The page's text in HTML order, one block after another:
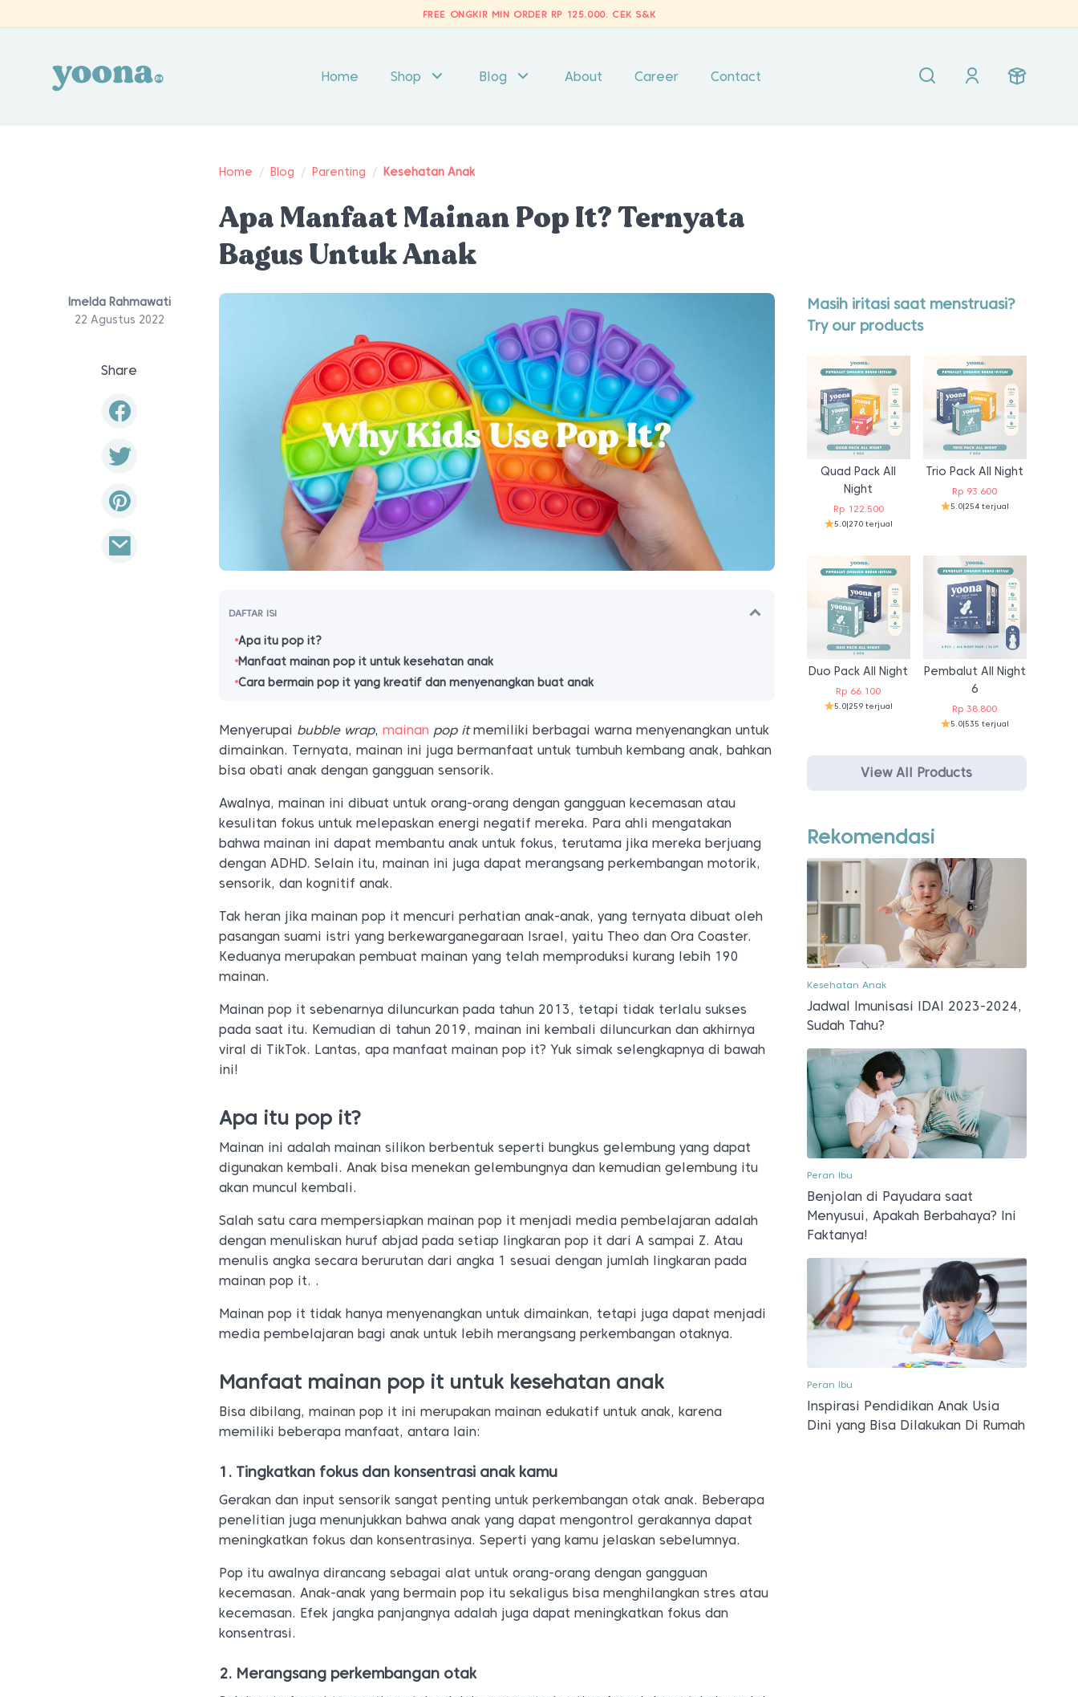
FREE ONGKIR MIN ORDER RP 125.000. CEK S&K
Home Shop Blog About Career Contact
Home / Blog / Parenting / Kesehatan Anak
Apa Manfaat Mainan Pop It? Ternyata
Bagus Untuk Anak
Imelda Rahmawati
22 Agustus 2022
Share
DAFTAR ISI
Apa itu pop it?
Manfaat mainan pop it untuk kesehatan anak
Cara bermain pop it yang kreatif dan menyenangkan buat anak
Menyerupai bubble wrap,mainan pop itmemiliki berbagai warna menyenangkan untuk
dimainkan. Ternyata, mainan ini juga bermanfaat untuk tumbuh kembang anak, bahkan
bisa obati anak dengan gangguan sensorik.
Awalnya, mainan ini dibuat untuk orang-orang dengan gangguan kecemasan atau
kesulitan fokus untuk melepaskan energi negatif mereka. Para ahli mengatakan
bahwa mainan ini dapat membantu anak untuk fokus, terutama jika mereka berjuang
dengan ADHD. Selain itu, mainan ini juga dapat merangsang perkembangan motorik,
sensorik, dan kognitif anak.
Tak heran jika mainan pop it mencuri perhatian anak-anak, yang ternyata dibuat oleh
pasangan suami istri yang berkewarganegaraan Israel, yaitu Theo dan Ora Coaster.
Keduanya merupakan pembuat mainan yang telah memproduksi kurang lebih 190
mainan.
Mainan pop it sebenarnya diluncurkan pada tahun 2013, tetapi tidak terlalu sukses
pada saat itu. Kemudian di tahun 2019, mainan ini kembali diluncurkan dan akhirnya
viral di TikTok. Lantas, apa manfaat mainan pop it? Yuk simak selengkapnya di bawah
ini!
Apa itu pop it?
Mainan ini adalah mainan silikon berbentuk seperti bungkus gelembung yang dapat
digunakan kembali. Anak bisa menekan gelembungnya dan kemudian gelembung itu
akan muncul kembali.
Salah satu cara mempersiapkan mainan pop it menjadi media pembelajaran adalah
dengan menuliskan huruf abjad pada setiap lingkaran pop it dari A sampai Z. Atau
menulis angka secara berurutan dari angka 1 sesuai dengan jumlah lingkaran pada
mainan pop it. .
Mainan pop it tidak hanya menyenangkan untuk dimainkan, tetapi juga dapat menjadi
media pembelajaran bagi anak untuk lebih merangsang perkembangan otaknya.
Manfaat mainan pop it untuk kesehatan anak
Bisa dibilang, mainan pop it ini merupakan mainan edukatif untuk anak, karena
memiliki beberapa manfaat, antara lain:
1. Tingkatkan fokus dan konsentrasi anak kamu
Gerakan dan input sensorik sangat penting untuk perkembangan otak anak. Beberapa
penelitian juga menunjukkan bahwa anak yang dapat mengontrol gerakannya dapat
meningkatkan fokus dan konsentrasinya. Seperti yang kamu jelaskan sebelumnya.
Pop itu awalnya dirancang sebagai alat untuk orang-orang dengan gangguan
kecemasan. Anak-anak yang bermain pop itu sekaligus bisa menghilangkan stres atau
kecemasan. Efek jangka panjangnya adalah juga dapat meningkatkan fokus dan
konsentrasi.
2. Merangsang perkembangan otak
Masih iritasi saat menstruasi?
Try our products
Quad Pack All
Night
Rp122.500
5.0|270 terjual
Trio Pack All Night
Rp 93.600
5.0|254 terjual
Duo Pack All Night
Rp 66.100
5.0|259 terjual
Pembalut All Night
6
Rp 38.800
5.0|535 terjual
View All Products
Rekomendasi
Kesehatan Anak
Jadwal Imunisasi IDAI 2023-2024,
Sudah Tahu?
Peran Ibu
Benjolan di Payudara saat
Menyusui, Apakah Berbahaya? Ini
Faktanya!
Peran Ibu
Inspirasi Pendidikan Anak Usia
Dini yang Bisa Dilakukan Di Rumah